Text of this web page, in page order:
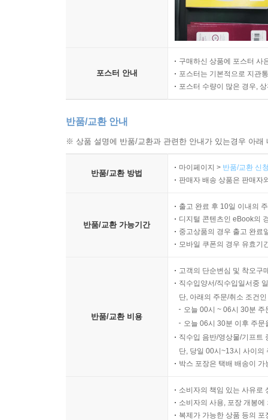
포스터 안내
구매하신 상품에 포스터 사
포스터는 기본적으로 지관
포스터 수량이 많은 경우,
반품/교환 안내
※ 상품 설명에 반품/교환과 관련한 안내가 있는경우 아
반품/교환 방법
마이페이지 > 반품/교환 신
판매자 배송 상품은 판매자
반품/교환 가능기간
출고 완료 후 10일 이내의
디지털 콘텐츠인 eBook의
중고상품의 경우 출고 완료
모바일 쿠폰의 경우 유효기
반품/교환 비용
고객의 단순변심 및 착오구
직수입양서/직수입일서중
단, 아래의 주문/취소 조건
오늘 00시 ~ 06시 30분
오늘 06시 30분 이후 주
직수입 음반/영상물/기프트
단, 당일 00시~13시 사이의
박스 포장은 택배 배송이
소비자의 책임 있는 사유로
소비자의 사용, 포장 개봉
복제가 가능한 상품 등의